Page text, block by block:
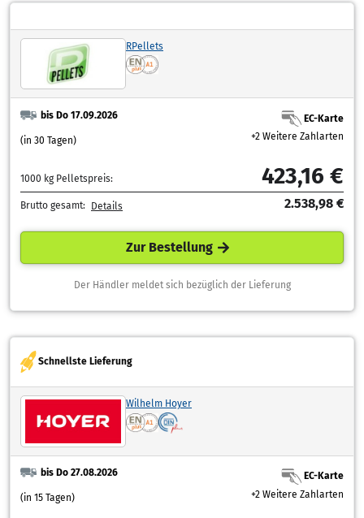
RPellets
bis Do 17.09.2026
(in 30 Tagen)
EC-Karte
+2 Weitere Zahlarten
1000 kg Pelletspreis: 423,16 €
Brutto gesamt: Details 2.538,98 €
Zur Bestellung
Der Händler meldet sich bezüglich der Lieferung
Schnellste Lieferung
Wilhelm Hoyer
bis Do 27.08.2026
(in 15 Tagen)
EC-Karte
+2 Weitere Zahlarten